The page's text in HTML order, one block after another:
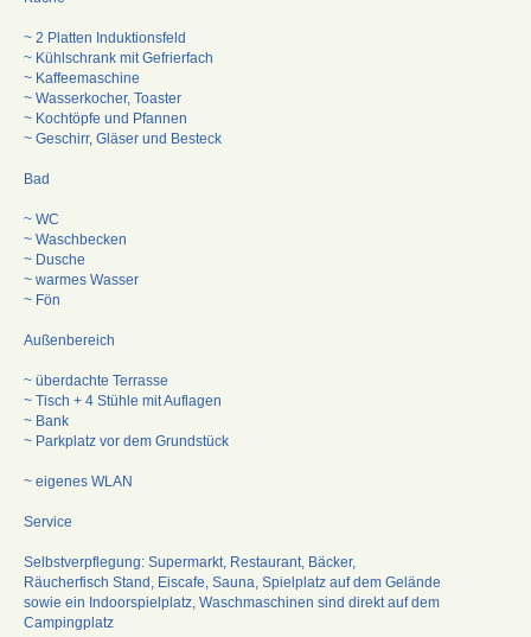
~ 2 Platten Induktionsfeld
~ Kühlschrank mit Gefrierfach
~ Kaffeemaschine
~ Wasserkocher, Toaster
~ Kochtöpfe und Pfannen
~ Geschirr, Gläser und Besteck
Bad
~ WC
~ Waschbecken
~ Dusche
~ warmes Wasser
~ Fön
Außenbereich
~ überdachte Terrasse
~ Tisch + 4 Stühle mit Auflagen
~ Bank
~ Parkplatz vor dem Grundstück
~ eigenes WLAN
Service
Selbstverpflegung: Supermarkt, Restaurant, Bäcker,
Räucherfisch Stand, Eiscafe, Sauna, Spielplatz auf dem Gelände
sowie ein Indoorspielplatz, Waschmaschinen sind direkt auf dem
Campingplatz